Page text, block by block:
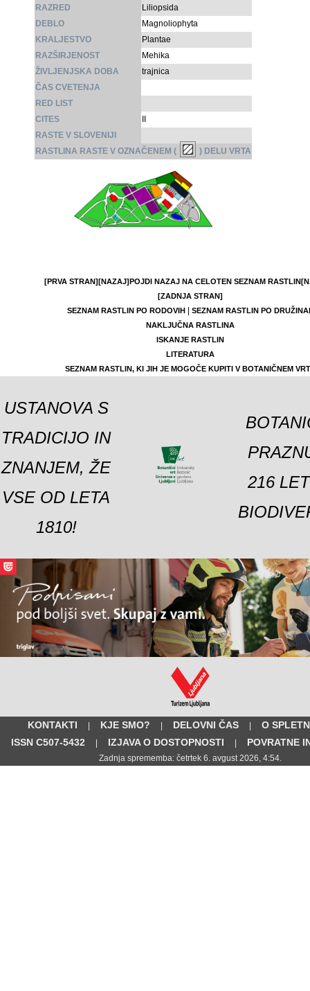
RAZRED
Liliopsida
DEBLO
Magnoliophyta
KRALJESTVO
Plantae
RAZŠIRJENOST
Mehika
ŽIVLJENJSKA DOBA
trajnica
ČAS CVETENJA
RED LIST
CITES
RASTE V SLOVENIJI
RASTLINA RASTE V OZNAČENEM (
) DELU VRTA
[PRVA STRAN][NAZAJ]POJDI NAZAJ NA CELOTEN SEZNAM RASTLIN
[ZADNJA STRAN]
SEZNAM RASTLIN PO RODOVIH|
SEZNAM RASTLIN PO
NAKLJUČNA RASTLINA
ISKANJE RASTLIN
LITERATURA
SEZNAM RASTLIN, KI JIH JE MOGOČE KUPITI V BOTANIČNEM
USTANOVA S
TRADICIJO IN
ZNANJEM, ŽE
VSE OD LETA
1810!
216
KONTAKTI | KJE SMO? | DELOVNI ČAS |
O
ISSN C507-5432
| IZJAVA O DOSTOPNOSTI | POVRATNE
Zadnja sprememba: četrtek 6. avgust 2026, 4:54.